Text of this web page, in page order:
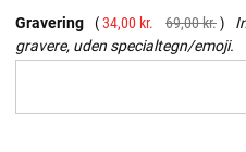
Gravering 34,00 kr. 69,00 kr.
gravere, uden specialtegn/emoji.